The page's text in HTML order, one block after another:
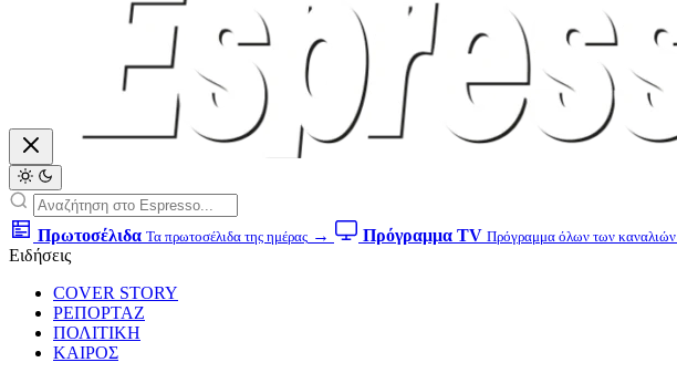
Πρωτοσέλιδα Τα πρωτοσέλιδα της ημέρας → Πρόγραμμα TV Πρόγραμμα όλων των καναλιών
Ειδήσεις
COVER STORY
ΡΕΠΟΡΤΑΖ
ΠΟΛΙΤΙΚΗ
ΚΑΙΡΟΣ